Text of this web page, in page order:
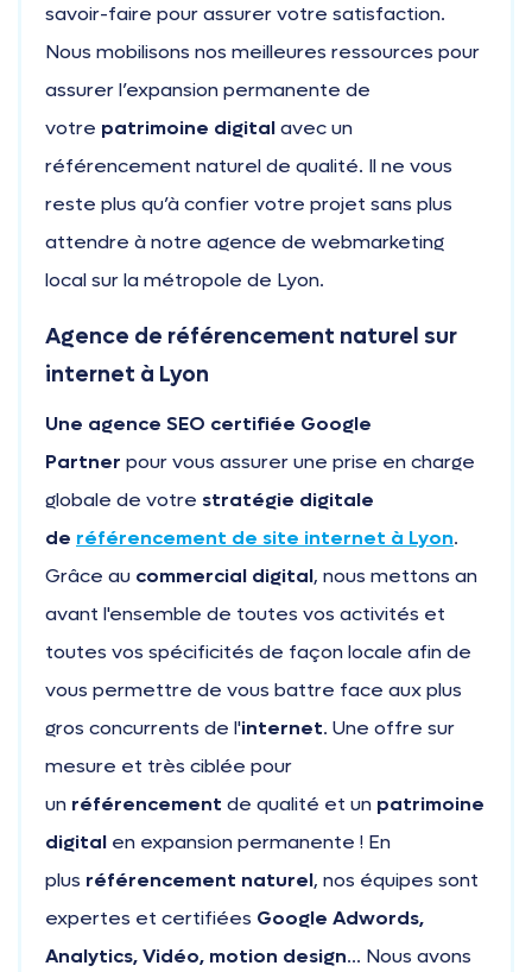
savoir-faire pour assurer votre satisfaction.
Nous mobilisons nos meilleures ressources pour
assurer l’expansion permanente de
votre patrimoine digitalavec un
référencement naturel de qualité. Il ne vous
reste plus qu’à confier votre projet sans plus
attendre à notre agence de webmarketing
local sur la métropole de Lyon.
Agence de référencement naturel sur
internet à Lyon
Une agence SEO certifiée Google
Partner pour vous assurer une prise en charge
globale de votre stratégie digitale
de référencement de site internet à Lyon.
Grâce au commercial digital, nous mettons an
avant l'ensemble de toutes vos activités et
toutes vos spécificités de façon locale afin de
vous permettre de vous battre face aux plus
gros concurrents de l'internet. Une offre sur
mesure et très ciblée pour
un référencement de qualité et un patrimoine
digital en expansion permanente ! En
plus référencement naturel, nos équipes sont
expertes et certifiées Google Adwords,
Analytics, Vidéo, motion design... Nous avons